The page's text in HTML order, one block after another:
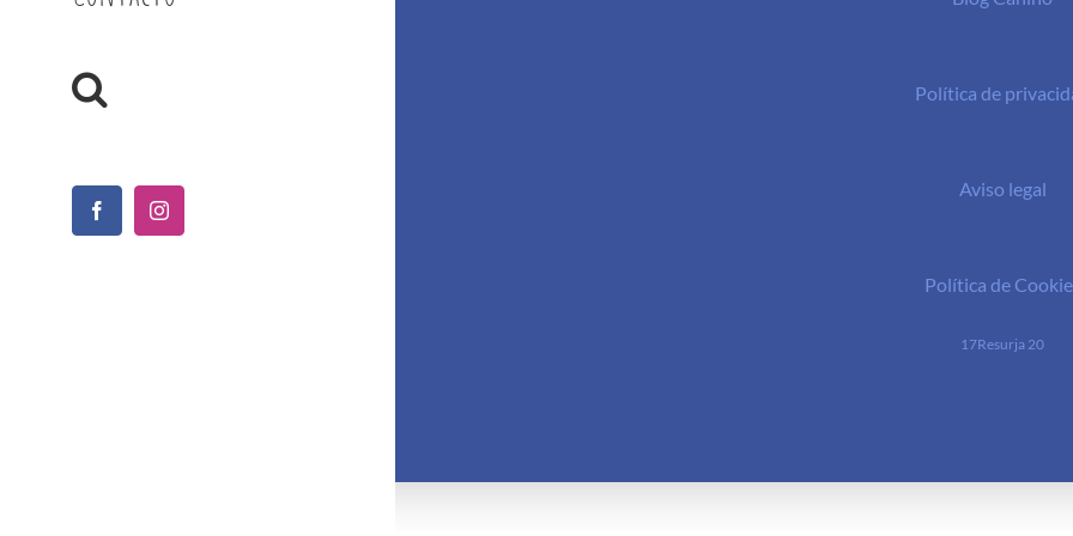
FacebookInstagram
Política de
Aviso legal
Política de
17Resurja 20